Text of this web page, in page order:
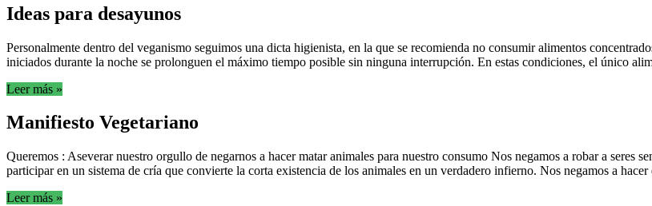
Ideas para desayunos
Personalmente dentro del veganismo seguimos una dicta higienista, en la que se recomienda no consumir alimentos
iniciados durante la noche se prolonguen el máximo tiempo posible sin ninguna interrupción. En estas condiciones, el único
Leer más »
Manifiesto Vegetariano
Queremos : Aseverar nuestro orgullo de negarnos a hacer matar animales para nuestro consumo Nos negamos a robar a seres
participar en un sistema de cría que convierte la corta existencia de los animales en un verdadero infierno. Nos negamos a hacer
Leer más »